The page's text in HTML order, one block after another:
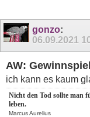
gonzo:
06.09.2021
AW:
ich kann es kaum
Nicht den Tod sollte man
leben.
Marcus Aurelius